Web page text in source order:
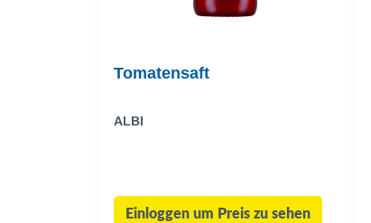
Tomatensaft
ALBI
Einloggen um Preis zu sehen